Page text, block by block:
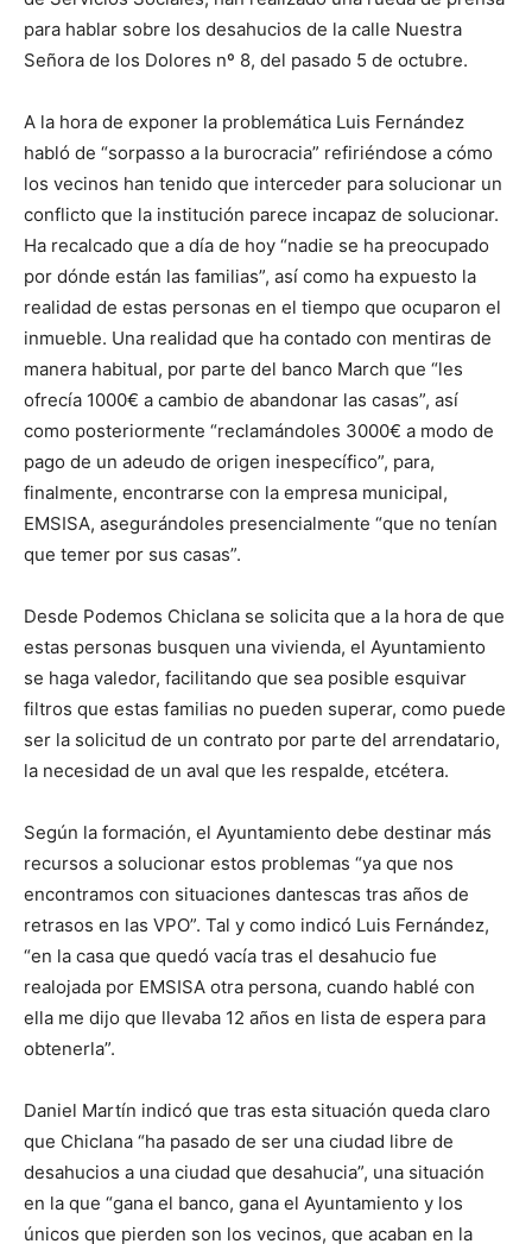
para hablar sobre los desahucios de la calle Nuestra
Señora de los Dolores nº 8, del pasado 5 de octubre.
A la hora de exponer la problemática Luis Fernández
habló de “sorpasso a la burocracia” refiriéndose a cómo
los vecinos han tenido que interceder para solucionar un
conflicto que la institución parece incapaz de solucionar.
Ha recalcado que a día de hoy “nadie se ha preocupado
por dónde están las familias”, así como ha expuesto la
realidad de estas personas en el tiempo que ocuparon el
inmueble. Una realidad que ha contado con mentiras de
manera habitual, por parte del banco March que “les
ofrecía 1000€ a cambio de abandonar las casas”, así
como posteriormente “reclamándoles 3000€ a modo de
pago de un adeudo de origen inespecífico”, para,
finalmente, encontrarse con la empresa municipal,
EMSISA, asegurándoles presencialmente “que no tenían
que temer por sus casas”.
Desde Podemos Chiclana se solicita que a la hora de que
estas personas busquen una vivienda, el Ayuntamiento
se haga valedor, facilitando que sea posible esquivar
filtros que estas familias no pueden superar, como puede
ser la solicitud de un contrato por parte del arrendatario,
la necesidad de un aval que les respalde, etcétera.
Según la formación, el Ayuntamiento debe destinar más
recursos a solucionar estos problemas “ya que nos
encontramos con situaciones dantescas tras años de
retrasos en las VPO”. Tal y como indicó Luis Fernández,
“en la casa que quedó vacía tras el desahucio fue
realojada por EMSISA otra persona, cuando hablé con
ella me dijo que llevaba 12 años en lista de espera para
obtenerla”.
Daniel Martín indicó que tras esta situación queda claro
que Chiclana “ha pasado de ser una ciudad libre de
desahucios a una ciudad que desahucia”, una situación
en la que “gana el banco, gana el Ayuntamiento y los
únicos que pierden son los vecinos, que acaban en la